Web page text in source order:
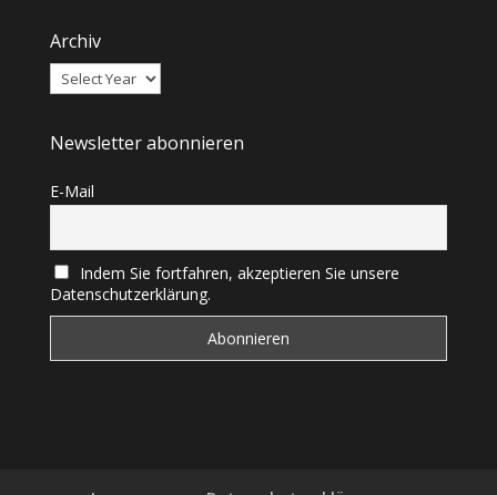
Archiv
Newsletter abonnieren
E-Mail
Indem Sie fortfahren, akzeptieren Sie unsere
Datenschutzerklärung.